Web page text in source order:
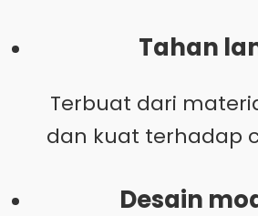
Tahan
Terbuat dari
dan kuat terhadap
Desain